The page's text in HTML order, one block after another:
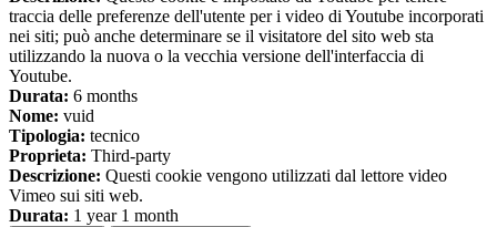
traccia delle preferenze dell'utente per i video di Youtube incorporati
nei siti; può anche determinare se il visitatore del sito web sta
utilizzando la nuova o la vecchia versione dell'interfaccia di
Youtube.
Durata: 6 months
Nome: vuid
Tipologia: tecnico
Proprieta: Third-party
Descrizione: Questi cookie vengono utilizzati dal lettore video
Vimeo sui siti web.
Durata: 1 year 1 month